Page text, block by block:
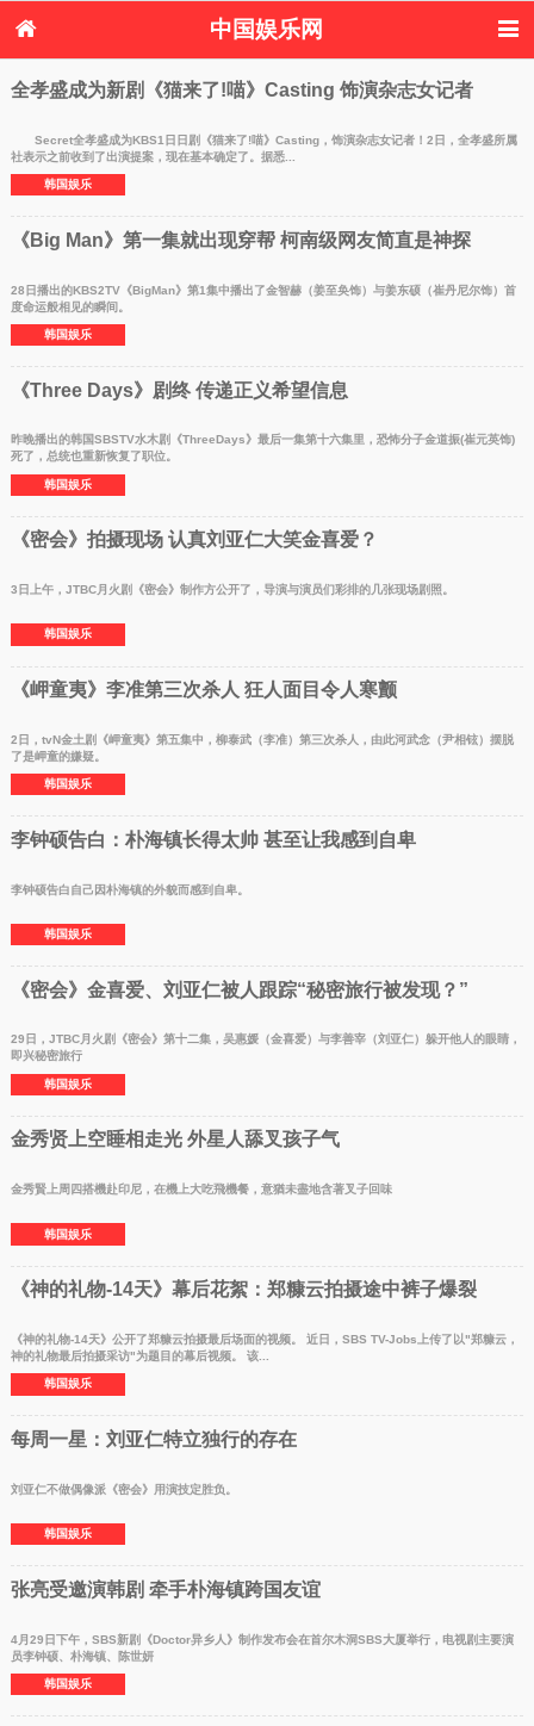
中国娱乐网
首页 新闻 女性
内地娱乐
体育花边
音乐新闻 影视新闻
内地明星八卦
港台明星八卦
全孝盛成为新剧《猫来了!喵》Casting 饰演杂志女记者
Secret全孝盛成为KBS1日日剧《猫来了!喵》Casting，饰演杂志女记者！2日，全孝盛所属
社表示之前收到了出演提案，现在基本确定了。据悉...
韩国娱乐
《Big Man》第一集就出现穿帮 柯南级网友简直是神探
28日播出的KBS2TV《BigMan》第1集中播出了金智赫（姜至奂饰）与姜东硕（崔丹尼尔饰）首
度命运般相见的瞬间。
韩国娱乐
《Three Days》剧终 传递正义希望信息
昨晚播出的韩国SBSTV水木剧《ThreeDays》最后一集第十六集里，恐怖分子金道振(崔元英饰)
死了，总统也重新恢复了职位。
韩国娱乐
《密会》拍摄现场 认真刘亚仁大笑金喜爱？
3日上午，JTBC月火剧《密会》制作方公开了，导演与演员们彩排的几张现场剧照。
韩国娱乐
《岬童夷》李准第三次杀人 狂人面目令人寒颤
2日，tvN金土剧《岬童夷》第五集中，柳泰武（李准）第三次杀人，由此河武念（尹相铉）摆脱
了是岬童的嫌疑。
韩国娱乐
李钟硕告白：朴海镇长得太帅 甚至让我感到自卑
李钟硕告白自己因朴海镇的外貌而感到自卑。
韩国娱乐
《密会》金喜爱、刘亚仁被人跟踪“秘密旅行被发现？”
29日，JTBC月火剧《密会》第十二集，吴惠媛（金喜爱）与李善宰（刘亚仁）躲开他人的眼睛，
即兴秘密旅行
韩国娱乐
金秀贤上空睡相走光 外星人舔叉孩子气
金秀賢上周四搭機赴印尼，在機上大吃飛機餐，意猶未盡地含著叉子回味
韩国娱乐
《神的礼物-14天》幕后花絮：郑糠云拍摄途中裤子爆裂
《神的礼物-14天》公开了郑糠云拍摄最后场面的视频。 近日，SBS TV-Jobs上传了以"郑糠云，
神的礼物最后拍摄采访"为题目的幕后视频。 该...
韩国娱乐
每周一星：刘亚仁特立独行的存在
刘亚仁不做偶像派《密会》用演技定胜负。
韩国娱乐
张亮受邀演韩剧 牵手朴海镇跨国友谊
4月29日下午，SBS新剧《Doctor异乡人》制作发布会在首尔木洞SBS大厦举行，电视剧主要演
员李钟硕、朴海镇、陈世妍
韩国娱乐